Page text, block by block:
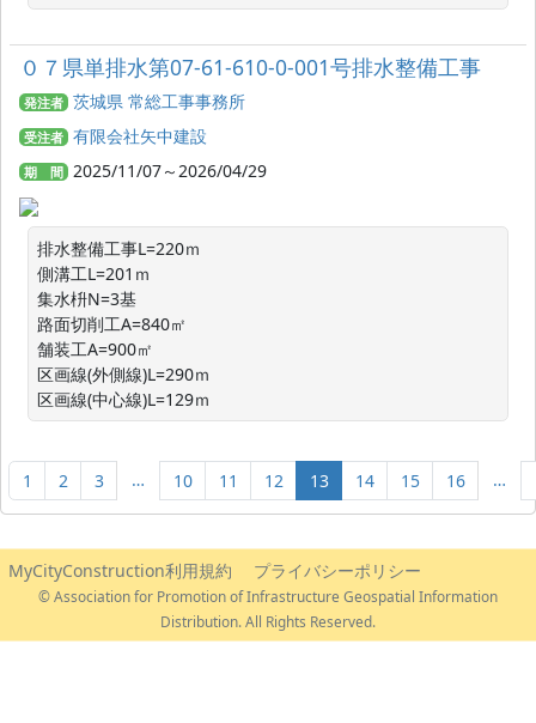
０７県単排水第07-61-610-0-001号排水整備工事
発注者 茨城県 常総工事事務所
受注者 有限会社矢中建設
期 間 2025/11/07～2026/04/29
排水整備工事L=220ｍ
側溝工L=201ｍ
集水枡N=3基
路面切削工A=840㎡
舗装工A=900㎡
区画線(外側線)L=290ｍ
区画線(中心線)L=129ｍ
1 2 3 … 10 11 12 13 14 15 16 …
MyCityConstruction利用規約 プライバシーポリシー
© Association for Promotion of Infrastructure Geospatial Information
Distribution. All Rights Reserved.